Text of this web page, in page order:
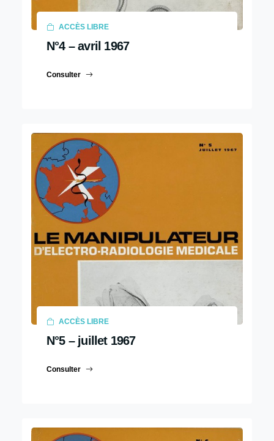
ACCÈS LIBRE
N°4 – avril 1967
Consulter
ACCÈS LIBRE
N°5 – juillet 1967
Consulter